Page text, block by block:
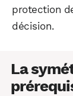
protection
décision.
La